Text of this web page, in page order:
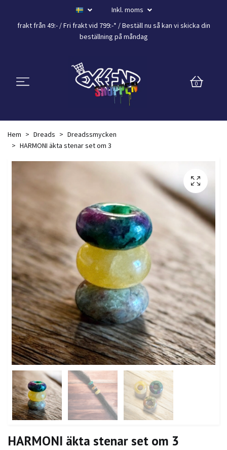
Inkl. moms
frakt från 49:- /Fri frakt vid 799:-* / Beställ nu så kan vi skicka din
beställning på måndag
0
Hem Dreads
Dreadssmycken
HARMONI äkta stenar set om 3
HARMONI äkta stenar set om 3